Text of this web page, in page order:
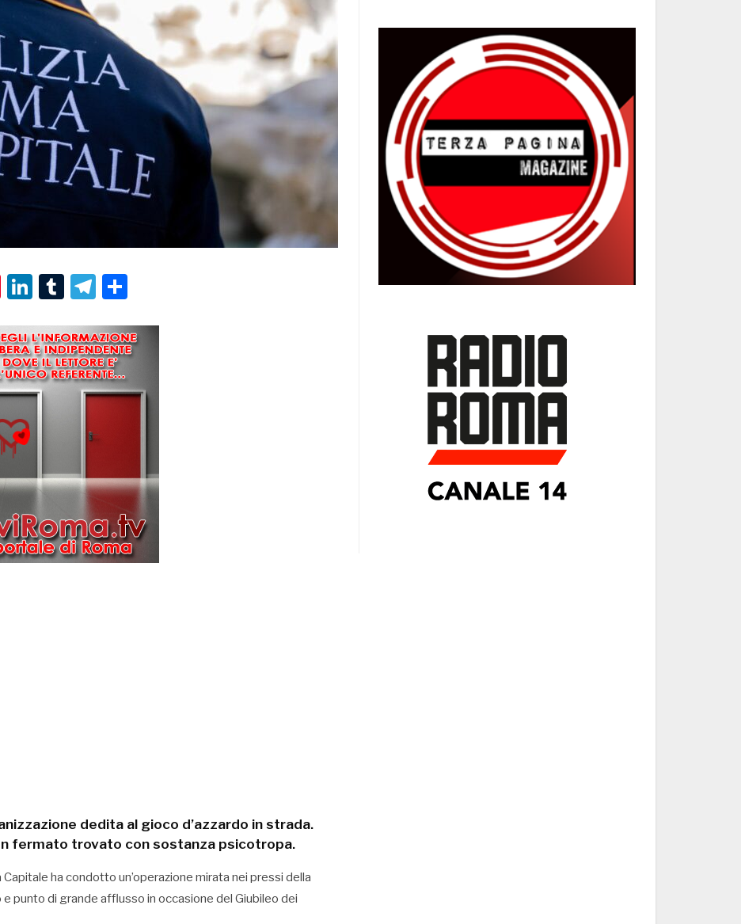
Pinterest
LinkedIn
TumblrTelegram
dedita al gioco d’azzardo in strada.
fermato trovato con sostanza psicotropa.
ha condotto un’operazione mirata nei pressi della
punto di grande afflusso in occasione del Giubileo dei